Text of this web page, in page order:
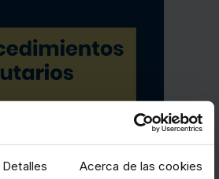
Detalles Acerca de las cookies